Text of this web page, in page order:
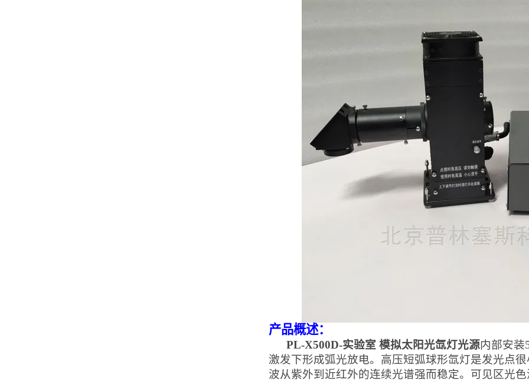
产品概述：
PL-X500D-实验室 模拟太阳光氙灯光源内部安装
激发下形成弧光放电。高压短弧球形氙灯是发光点
波从紫外到近红外的连续光谱强而稳定。 可见区光